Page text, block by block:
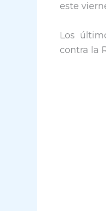
este
Los
contra la